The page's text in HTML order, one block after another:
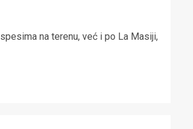
na terenu, već i po La Masiji,